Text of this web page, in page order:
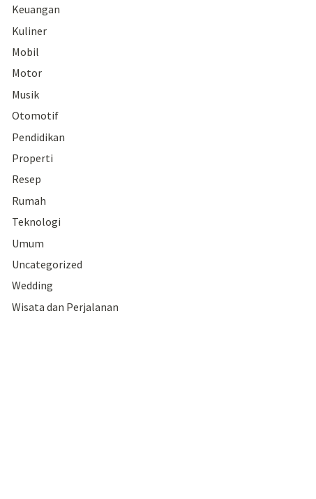
Keuangan
Kuliner
Mobil
Motor
Musik
Otomotif
Pendidikan
Properti
Resep
Rumah
Teknologi
Umum
Uncategorized
Wedding
Wisata dan Perjalanan